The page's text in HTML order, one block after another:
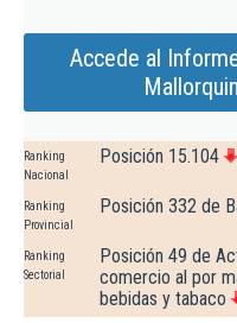
Accede al
Ranking
Nacional
Posición 15.104
Ranking
Provincial
Posición 332 de
Ranking
Sectorial
Posición 49 de
comercio al por
bebidas y tabaco